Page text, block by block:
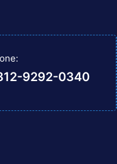
9292-0340